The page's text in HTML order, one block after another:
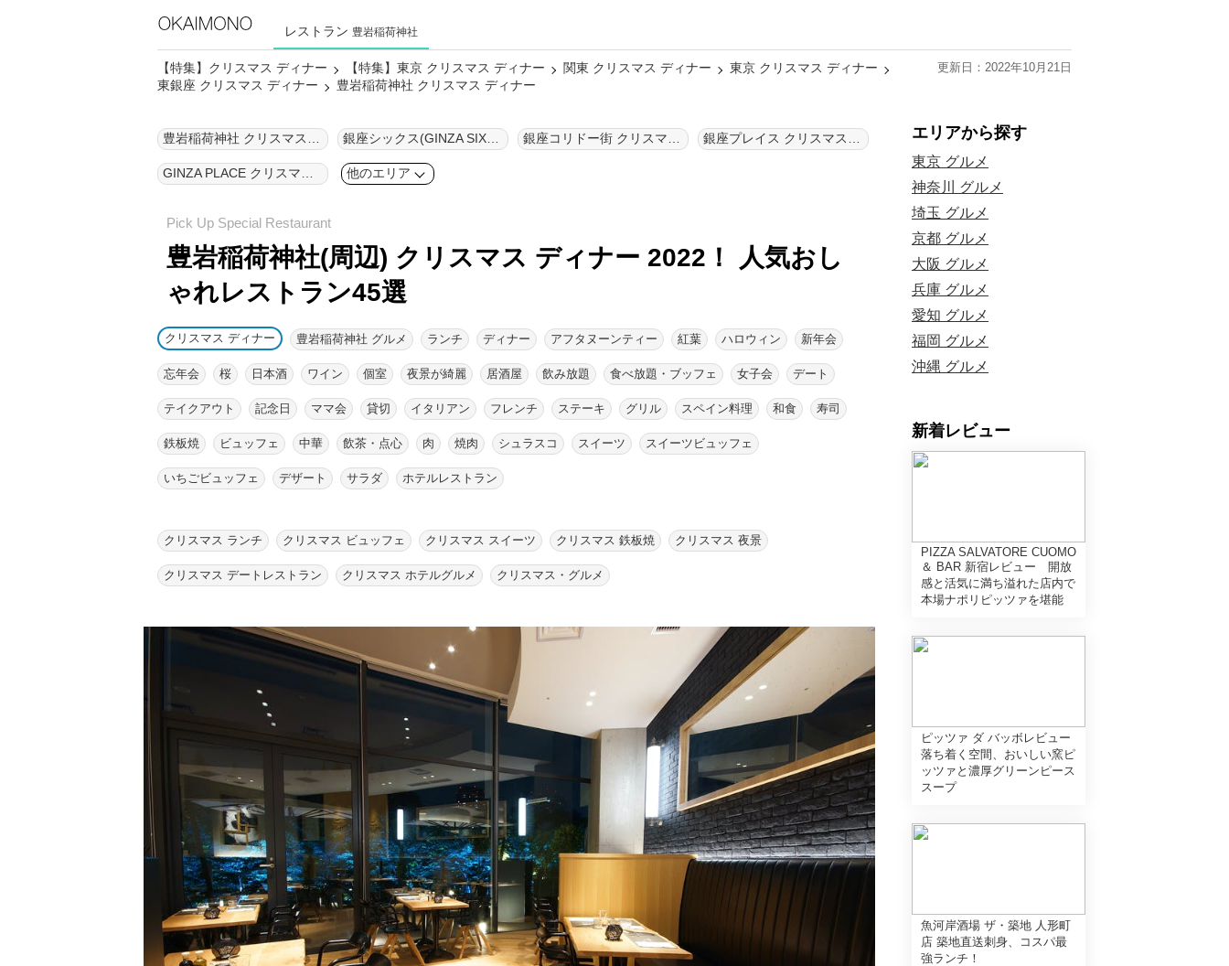
レストラン 豊岩稲荷神社
【特集】クリスマス ディナー 【特集】東京 クリスマス ディナー 関東 クリスマス ディナー
東京 クリスマス ディナー
東銀座 クリスマス ディナー
豊岩稲荷神社 クリスマス ディナー
更新日：2022年10月21日
他のエリア
豊岩稲荷神社(周辺) クリスマス ディナー 2022！ 人気おし
ゃれレストラン45選
クリスマス ディナー 豊岩稲荷神社 グルメ ランチ ディナー アフタヌーンティー 紅葉 ハロウィン 新年会
忘年会 桜 日本酒 ワイン 個室 夜景が綺麗 居酒屋 飲み放題 食べ放題・ブッフェ 女子会 デート
テイクアウト 記念日 ママ会 貸切 イタリアン フレンチ ステーキ グリル スペイン料理 和食 寿司
鉄板焼 ビュッフェ 中華 飲茶・点心 肉 焼肉 シュラスコ スイーツ スイーツビュッフェ
いちごビュッフェ デザート サラダ ホテルレストラン
クリスマス ランチ クリスマス ビュッフェ クリスマス スイーツ クリスマス 鉄板焼 クリスマス 夜景
クリスマス デートレストラン クリスマス ホテルグルメ クリスマス・グルメ
エリアから探す
東京 グルメ
神奈川 グルメ
埼玉 グルメ
京都 グルメ
大阪 グルメ
兵庫 グルメ
愛知 グルメ
福岡 グルメ
沖縄 グルメ
新着レビュー
PIZZA SALVATORE CUOMO
＆ BAR 新宿レビュー 開放
感と活気に満ち溢れた店内で
本場ナポリピッツァを堪能
ピッツァ ダ バッボレビュー
落ち着く空間、おいしい窯ピ
ッツァと濃厚グリーンピース
スープ
魚河岸酒場 ザ・築地 人形町
店 築地直送刺身、コスパ最
強ランチ！